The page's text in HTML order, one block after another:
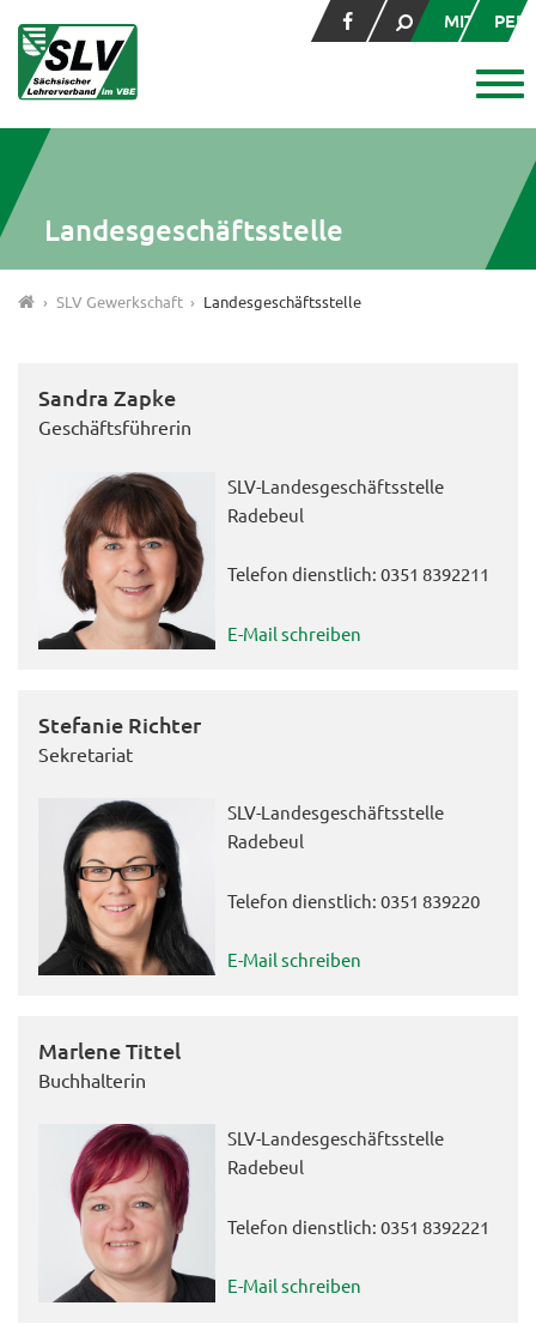
MITGLIED
Landesgeschäftsstelle
SLV Gewerkschaft Landesgeschäftsstelle
Sandra Zapke
Geschäftsführerin
SLV-Landesgeschäftsstelle
Radebeul
Telefon dienstlich: 0351 8392211
E-Mail schreiben
Stefanie Richter
Sekretariat
SLV-Landesgeschäftsstelle
Radebeul
Telefon dienstlich: 0351 839220
E-Mail schreiben
Marlene Tittel
Buchhalterin
SLV-Landesgeschäftsstelle
Radebeul
Telefon dienstlich: 0351 8392221
E-Mail schreiben